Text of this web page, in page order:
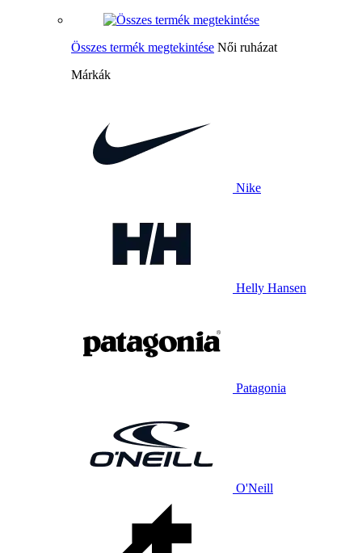
Összes termék megtekintése Női ruházat
Márkák
Nike
Helly Hansen
Patagonia
O'Neill